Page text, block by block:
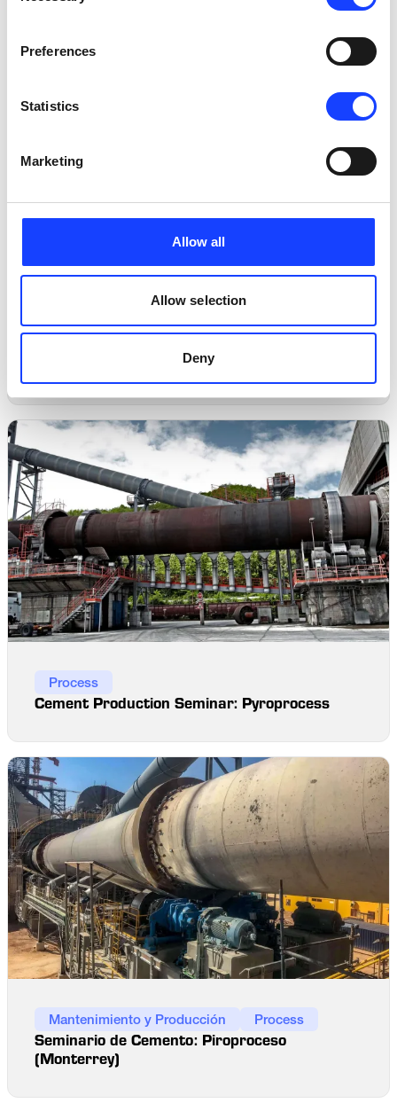
Preferences
Statistics
Marketing
Allow all
Allow selection
Deny
Cement Production Seminar: Grinding
Process
Cement Production Seminar: Pyroprocess
Mantenimiento y Producción Process
Seminario de Cemento: Piroproceso
(Monterrey)